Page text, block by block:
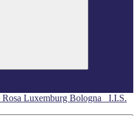
I.I.S.